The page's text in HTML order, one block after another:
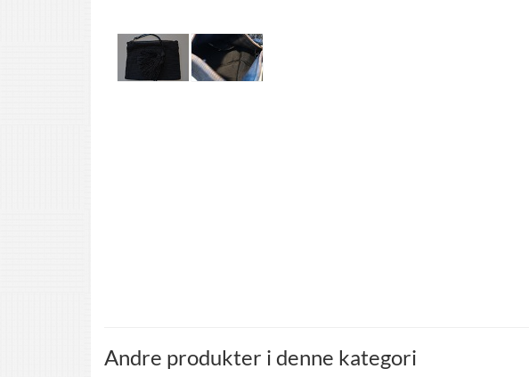
Andre produkter i denne kategori